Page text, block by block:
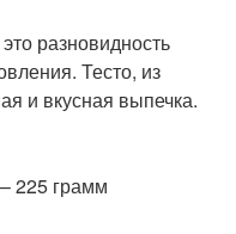
разновидность
Тесто, из
и вкусная выпечка.
225 грамм